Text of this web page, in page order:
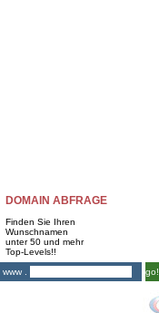
DOMAIN ABFRAGE
Finden Sie Ihren
Wunschnamen
unter 50 und mehr
Top-Levels!!
www .
go!